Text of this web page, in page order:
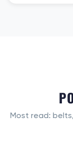
Most read: